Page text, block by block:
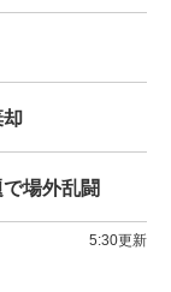
却
場外乱闘
5:30更新